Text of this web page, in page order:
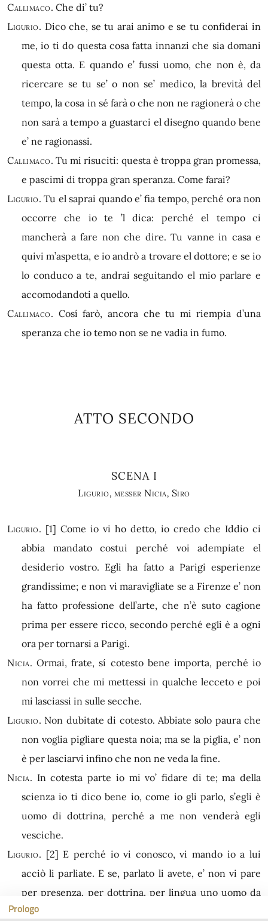
Prologo
Callimaco. Che di’ tu?
Ligurio. Dico che, se tu arai animo e se tu confiderai in
me, io ti do questa cosa fatta innanzi che sia domani
questa otta. E quando e’ fussi uomo, che non è, da
ricercare se tu se’ o non se’ medico, la brevità del
tempo, la cosa in sé farà o che non ne ragionerà o che
non sarà a tempo a guastarci el disegno quando bene
e’ ne ragionassi.
Callimaco. Tu mi risuciti: questa è troppa gran promessa,
e pascimi di troppa gran speranza. Come farai?
Ligurio. Tu el saprai quando e’ fia tempo, perché ora non
occorre che io te ’l dica: perché el tempo ci
mancherà a fare non che dire. Tu vanne in casa e
quivi m’aspetta, e io andrò a trovare el dottore; e se io
lo conduco a te, andrai seguitando el mio parlare e
accomodandoti a quello.
Callimaco. Cosí farò, ancora che tu mi riempia d’una
speranza che io temo non se ne vadia in fumo.
ATTO SECONDO
SCENA I
Ligurio, messer Nicia, Siro
Ligurio. [1] Come io vi ho detto, io credo che Iddio ci
abbia mandato costui perché voi adempiate el
desiderio vostro. Egli ha fatto a Parigi esperienze
grandissime; e non vi maravigliate se a Firenze e’ non
ha fatto professione dell’arte, che n’è suto cagione
prima per essere ricco, secondo perché egli è a ogni
ora per tornarsi a Parigi.
Nicia. Ormai, frate, sí cotesto bene importa, perché io
non vorrei che mi mettessi in qualche lecceto e poi
mi lasciassi in sulle secche.
Ligurio. Non dubitate di cotesto. Abbiate solo paura che
non voglia pigliare questa noia; ma se la piglia, e’ non
è per lasciarvi infino che non ne veda la fine.
Nicia. In cotesta parte io mi vo’ fidare di te; ma della
scienza io ti dico bene io, come io gli parlo, s’egli è
uomo di dottrina, perché a me non venderà egli
vesciche.
Ligurio. [2] E perché io vi conosco, vi mando io a lui
acciò li parliate. E se, parlato li avete, e’ non vi pare
per presenza, per dottrina, per lingua uno uomo da
metterli il capo in grembo, dite che io non sia desso.